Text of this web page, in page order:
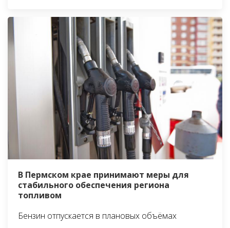
В Пермском крае принимают меры для
стабильного обеспечения региона
топливом
Бензин отпускается в плановых объёмах